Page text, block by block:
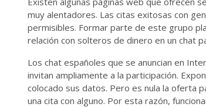
muy alentadores. Las citas exitosas con
permisibles. Formar parte de este grupo
relación con solteros de dinero en un chat
Los chat españoles que se anuncian en
invitan ampliamente a la participación.
colocado sus datos. Pero es nula la oferta
una cita con alguno. Por esta razón,